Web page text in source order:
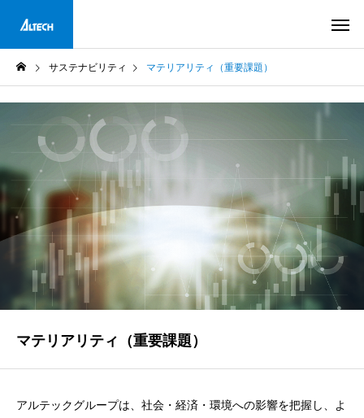
サステナビリティ マテリアリティ（重要課題）
マテリアリティ（重要課題）
アルテックグループは、社会・経済・環境への影響を把握し、よ